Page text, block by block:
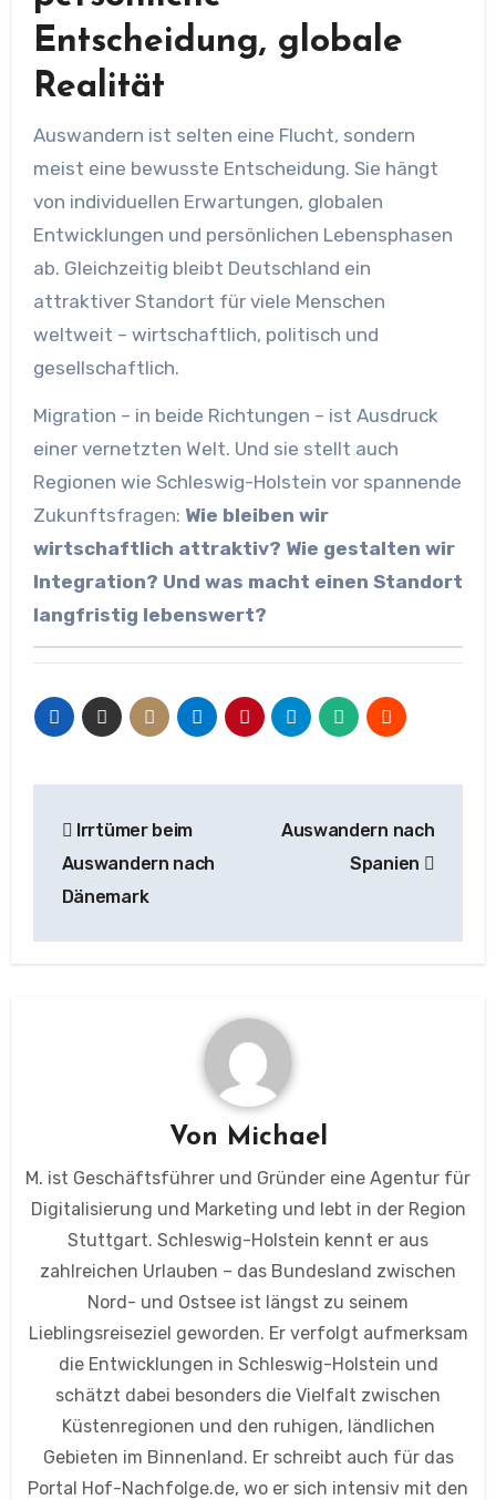
Entscheidung, globale
Realität
Auswandern ist selten eine Flucht, sondern
meist eine bewusste Entscheidung. Sie hängt
von individuellen Erwartungen, globalen
Entwicklungen und persönlichen Lebensphasen
ab. Gleichzeitig bleibt Deutschland ein
attraktiver Standort für viele Menschen
weltweit – wirtschaftlich, politisch und
gesellschaftlich.
Migration – in beide Richtungen – ist Ausdruck
einer vernetzten Welt. Und sie stellt auch
Regionen wie Schleswig-Holstein vor spannende
Zukunftsfragen: Wie bleiben wir
wirtschaftlich attraktiv? Wie gestalten wir
Integration? Und was macht einen Standort
langfristig lebenswert?
Irrtümer beim
Auswandern nach
Dänemark
Auswandern nach
Spanien
Von Michael
M. ist Geschäftsführer und Gründer eine Agentur für
Digitalisierung und Marketing und lebt in der Region
Stuttgart. Schleswig-Holstein kennt er aus
zahlreichen Urlauben – das Bundesland zwischen
Nord- und Ostsee ist längst zu seinem
Lieblingsreiseziel geworden. Er verfolgt aufmerksam
die Entwicklungen in Schleswig-Holstein und
schätzt dabei besonders die Vielfalt zwischen
Küstenregionen und den ruhigen, ländlichen
Gebieten im Binnenland. Er schreibt auch für das
Portal Hof-Nachfolge.de, wo er sich intensiv mit den